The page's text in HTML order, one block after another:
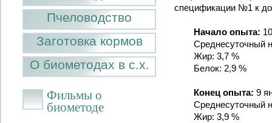
Пчеловодство
Заготовка кормов
О биометодах в с.х.
Фильмы о
биометоде
спецификации №1 к
Начало опыта:
Среднесуточный
Жир: 3,7 %
Белок: 2,9 %
Конец опыта: 9
Среднесуточный
Жир: 3,9 %